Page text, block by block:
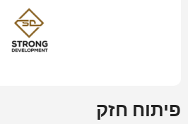
פיתוח חזק